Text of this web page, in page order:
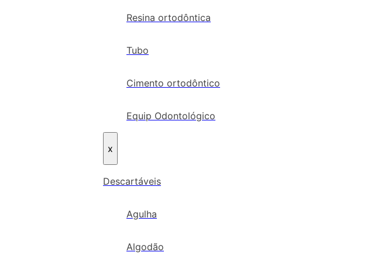
Resina ortodôntica
Tubo
Cimento ortodôntico
Equip Odontológico
x
Descartáveis
Agulha
Algodão